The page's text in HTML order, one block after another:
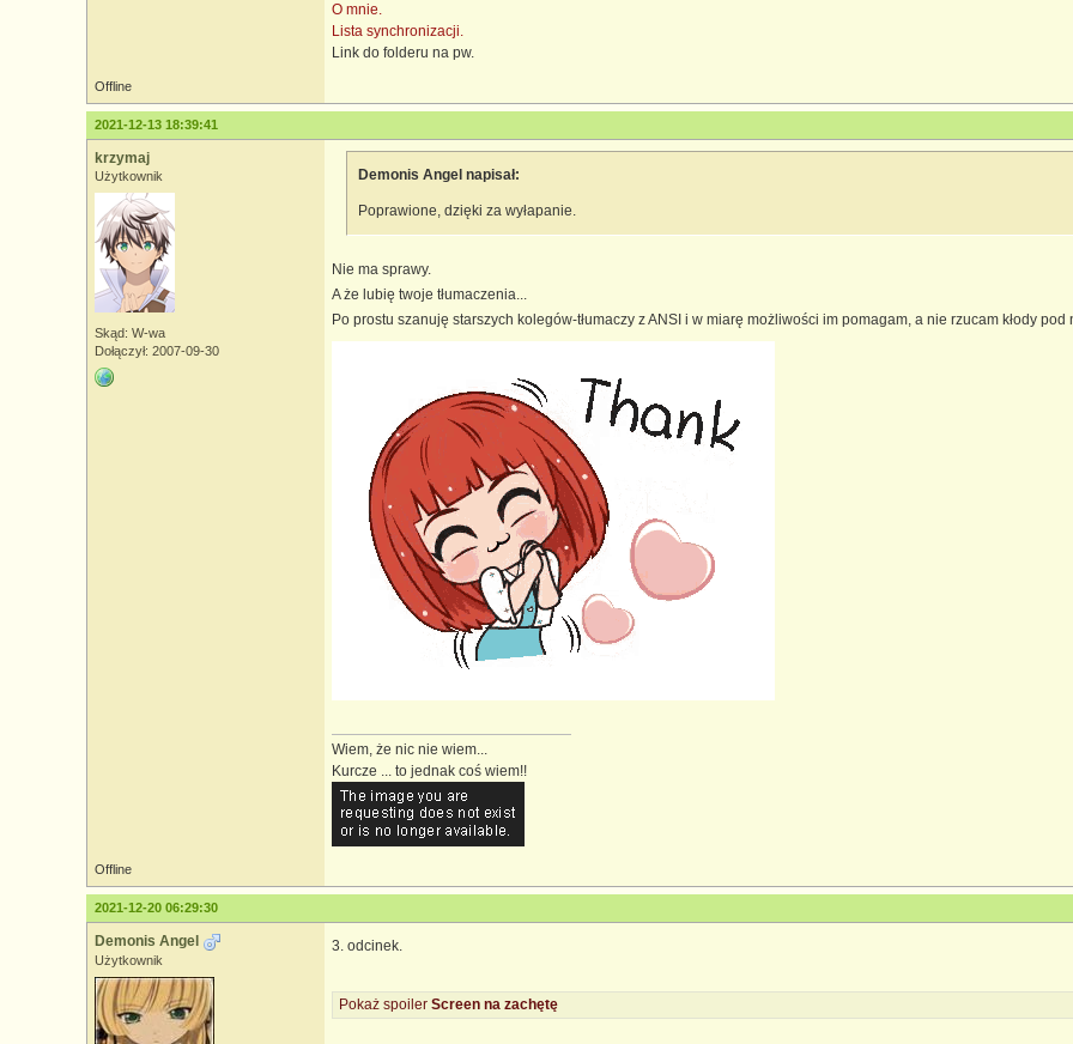
O mnie.
Lista synchronizacji.
Link do folderu na pw.
Offline
2021-12-13 18:39:41
krzymaj
Użytkownik
Skąd: W-wa
Dołączył: 2007-09-30
Demonis Angel napisał:
Poprawione, dzięki za wyłapanie.
Nie ma sprawy.
A że lubię twoje tłumaczenia...
Po prostu szanuję starszych kolegów-tłumaczy z ANSI i w miarę możliwości im pomagam, a nie rzucam kłody pod
Wiem, że nic nie wiem...
Kurcze ... to jednak coś wiem!!
Offline
2021-12-20 06:29:30
Demonis Angel
Użytkownik
3. odcinek.
Pokaż spoiler Screen na zachętę